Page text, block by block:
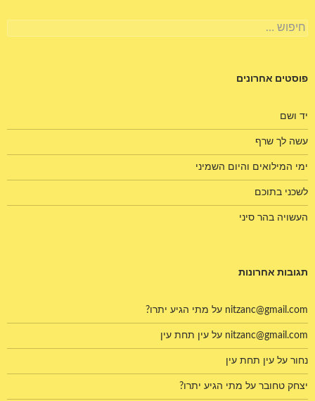
חיפוש:
פוסטים אחרונים
יד ושם
עשה לך שרף
ימי המילואים והיום השמיני
לשכני בתוכם
העשויה בהר סיני
תגובות אחרונות
nitzanc@gmail.com על מתי הגיע יתרו?
nitzanc@gmail.com על עין תחת עין
נחור על עין תחת עין
יצחק טחובר על מתי הגיע יתרו?